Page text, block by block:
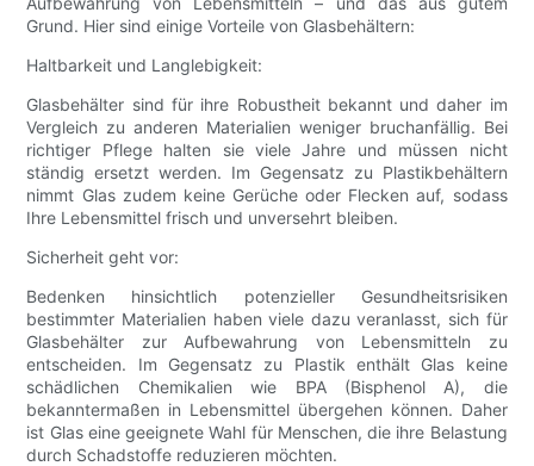
Grund. Hier sind einige Vorteile von Glasbehältern:
Haltbarkeit und Langlebigkeit:
Glasbehälter sind für ihre Robustheit bekannt und daher im
Vergleich zu anderen Materialien weniger bruchanfällig. Bei
richtiger Pflege halten sie viele Jahre und müssen nicht
ständig ersetzt werden. Im Gegensatz zu Plastikbehältern
nimmt Glas zudem keine Gerüche oder Flecken auf, sodass
Ihre Lebensmittel frisch und unversehrt bleiben.
Sicherheit geht vor:
Bedenken hinsichtlich potenzieller Gesundheitsrisiken
bestimmter Materialien haben viele dazu veranlasst, sich für
Glasbehälter zur Aufbewahrung von Lebensmitteln zu
entscheiden. Im Gegensatz zu Plastik enthält Glas keine
schädlichen Chemikalien wie BPA (Bisphenol A), die
bekanntermaßen in Lebensmittel übergehen können. Daher
ist Glas eine geeignete Wahl für Menschen, die ihre Belastung
durch Schadstoffe reduzieren möchten.